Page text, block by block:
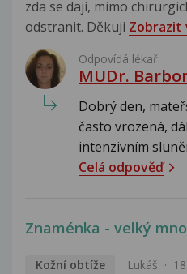
zda se dají, mimo
odstranit. Děkuji Zobrazit
Odpovídá lékař:
MUDr.
Dobrý den,
často vrozená,
intenzivním
Celá odpověď
Znaménka - velký
Kožní obtíže Lukáš